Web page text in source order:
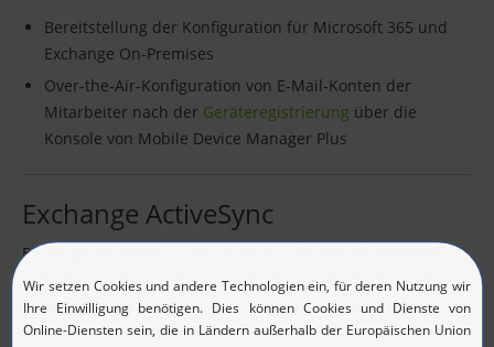
Bereitstellung der Konfiguration für Microsoft 365 und
Exchange On-Premises
Over-the-Air-Konfiguration von E-Mail-Konten der
Mitarbeiter nach der Geräteregistrierung über die
Konsole von Mobile Device Manager Plus
Exchange ActiveSync
Exchange ActiveSync synchronisiert die E-Mails, Kontakte,
Aufgaben und Kalender eines Exchange-Postfaches mit
einem mobilen Endgerät und ermöglicht dem Anwender so
den Zugriff auf diese Elemente. Um die E-Mail-Verwaltung